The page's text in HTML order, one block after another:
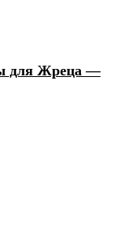
для Жреца —